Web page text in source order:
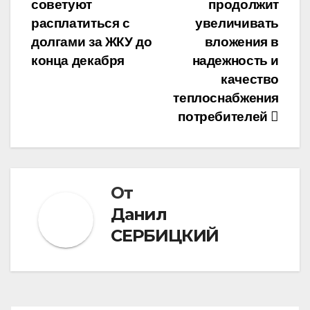
по
записям
продолжит
увеличивать
вложения в
надежность и
качество
теплоснабжения
потребителей
советуют
расплатиться с
долгами за ЖКУ до
конца декабря
От
Данил
СЕРБИЦКИЙ